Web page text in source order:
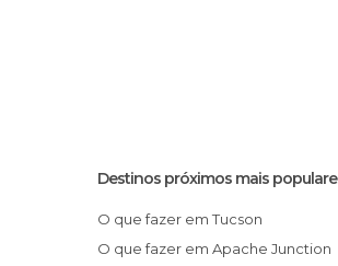
Destinos próximos mais
O que fazer em Tucson
O que fazer em Apache Junction